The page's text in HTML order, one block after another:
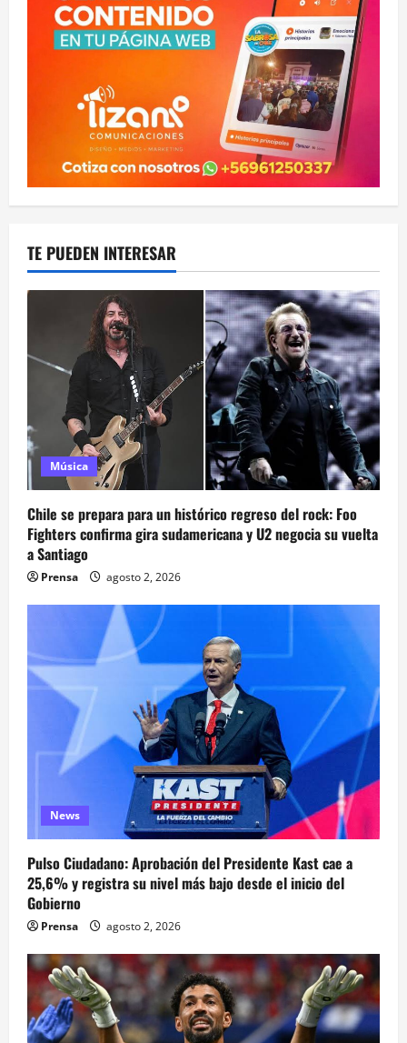
TE PUEDEN INTERESAR
Música
Chile se prepara para un histórico regreso del rock: Foo
Fighters confirma gira sudamericana y U2 negocia su vuelta
a Santiago
Prensa agosto 2, 2026
News
Pulso Ciudadano: Aprobación del Presidente Kast cae a
25,6% y registra su nivel más bajo desde el inicio del
Gobierno
Prensa agosto 2, 2026